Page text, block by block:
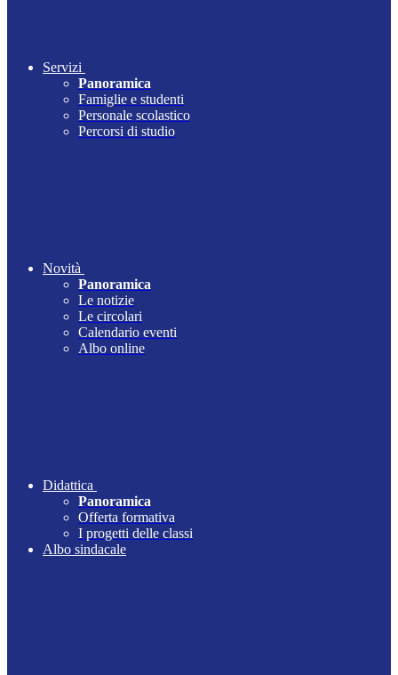
Servizi
Panoramica
Famiglie e studenti
Personale scolastico
Percorsi di studio
Novità
Panoramica
Le notizie
Le circolari
Calendario eventi
Albo online
Didattica
Panoramica
Offerta formativa
I progetti delle classi
Albo sindacale